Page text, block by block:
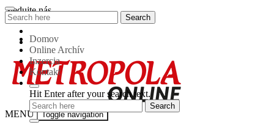
Skip
to
content
Sledujte nás
Metropola-
MENU Toggle navigation
Search
for:
Search
Domov
Online Archív
Inzercia
Kontakt
Hit Enter after your search text.